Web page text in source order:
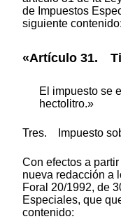
de Impuestos
siguiente contenido:
«Artículo 31.
El impuesto se
hectolitro.»
Tres. Impuesto
Con efectos a
nueva redacción a
Foral 20/1992, de
Especiales, que
contenido: